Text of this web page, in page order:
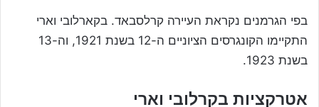
בפי הגרמנים נקראת העיירה קרלסבאד. בקארלובי וארי
התקיימו הקונגרסים הציוניים ה-12 בשנת 1921, וה-13
בשנת 1923.
אטרקציות בקרלובי וארי